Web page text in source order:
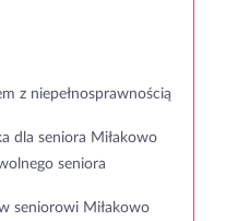
z niepełnosprawnością
dla seniora Miłakowo
seniora
seniorowi Miłakowo